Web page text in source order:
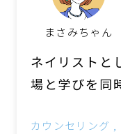
まさみちゃん
ネイリストと
場と学びを同
カウンセリング